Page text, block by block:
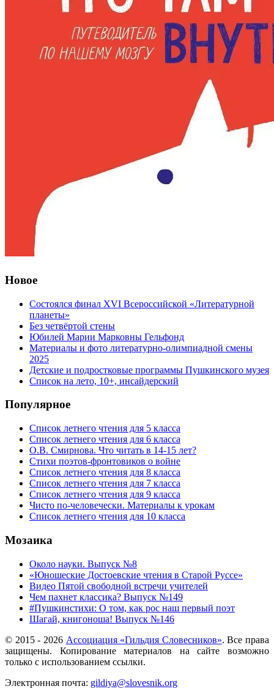
Новое
Состоялся финал XVI Всероссийской «Литературной
планеты»
Без четвёртой стены
Юбилей Марии Марковны Гельфонд
Материалы и фото литературно-олимпиадной смены
2025
Детские и подростковые программы Пушкинского музея
Список на лето, 10+, инсайдерский
Популярное
Список летнего чтения для 5 класса
Список летнего чтения для 6 класса
О.В. Смирнова. Что читать в 14-15 лет?
Стихи поэтов-фронтовиков о войне
Список летнего чтения для 8 класса
Список летнего чтения для 7 класса
Список летнего чтения для 9 класса
Чисто по-человечески. Материалы к урокам
Список летнего чтения для 10 класса
Мозаика
Около науки. Выпуск №8
«Юношеские Достоевские чтения в Старой Руссе»
Видео Пятой свободной встречи учителей
Чем пахнет классика? Выпуск №149
#Пушкинстихи: О том, как рос наш первый поэт
Шагай, книгоноша! Выпуск №146
© 2015 - 2026 Ассоциация «Гильдия Словесников». Все права
защищены. Копирование материалов на сайте возможно
только с использованием ссылки.
Электронная почта: gildiya@slovesnik.org